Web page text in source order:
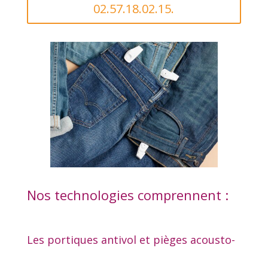
02.57.18.02.15.
Nos technologies comprennent :
Les portiques antivol et pièges acousto-